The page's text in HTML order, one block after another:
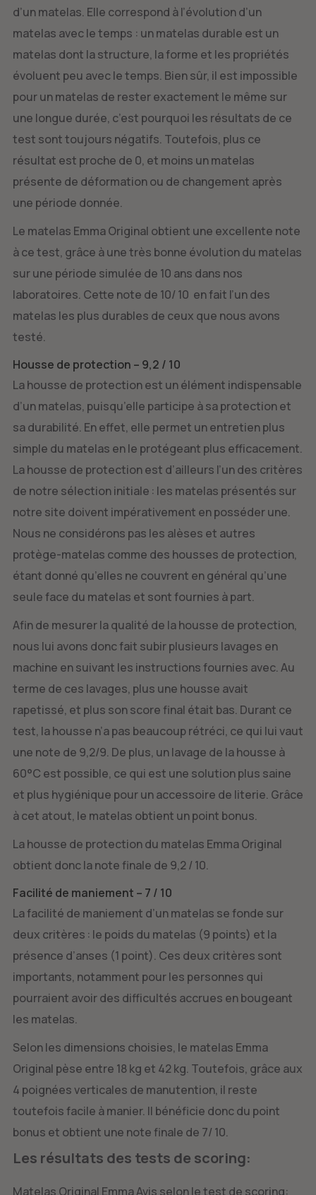
d’un matelas. Elle correspond à l’évolution d’un
matelas avec le temps : un matelas durable est un
matelas dont la structure, la forme et les propriétés
évoluent peu avec le temps. Bien sûr, il est impossible
pour un matelas de rester exactement le même sur
une longue durée, c’est pourquoi les résultats de ce
test sont toujours négatifs. Toutefois, plus ce
résultat est proche de 0, et moins un matelas
présente de déformation ou de changement après
une période donnée.
Le matelas Emma Original obtient une excellente note
à ce test, grâce à une très bonne évolution du matelas
sur une période simulée de 10 ans dans nos
laboratoires. Cette note de 10/ 10 en fait l’un des
matelas les plus durables de ceux que nous avons
testé.
Housse de protection – 9,2 / 10
La housse de protection est un élément indispensable
d’un matelas, puisqu’elle participe à sa protection et
sa durabilité. En effet, elle permet un entretien plus
simple du matelas en le protégeant plus efficacement.
La housse de protection est d’ailleurs l’un des critères
de notre sélection initiale : les matelas présentés sur
notre site doivent impérativement en posséder une.
Nous ne considérons pas les alèses et autres
protège-matelas comme des housses de protection,
étant donné qu’elles ne couvrent en général qu’une
seule face du matelas et sont fournies à part.
Afin de mesurer la qualité de la housse de protection,
nous lui avons donc fait subir plusieurs lavages en
machine en suivant les instructions fournies avec. Au
terme de ces lavages, plus une housse avait
rapetissé, et plus son score final était bas. Durant ce
test, la housse n’a pas beaucoup rétréci, ce qui lui vaut
une note de 9,2/9. De plus, un lavage de la housse à
60°C est possible, ce qui est une solution plus saine
et plus hygiénique pour un accessoire de literie. Grâce
à cet atout, le matelas obtient un point bonus.
La housse de protection du matelas Emma Original
obtient donc la note finale de 9,2 / 10.
Facilité de maniement – 7 / 10
La facilité de maniement d’un matelas se fonde sur
deux critères : le poids du matelas (9 points) et la
présence d’anses (1 point). Ces deux critères sont
importants, notamment pour les personnes qui
pourraient avoir des difficultés accrues en bougeant
les matelas.
Selon les dimensions choisies, le matelas Emma
Original pèse entre 18 kg et 42 kg. Toutefois, grâce aux
4 poignées verticales de manutention, il reste
toutefois facile à manier. Il bénéficie donc du point
bonus et obtient une note finale de 7/ 10.
Les résultats des tests de scoring:
Matelas Original Emma Avis selon le test de scoring: